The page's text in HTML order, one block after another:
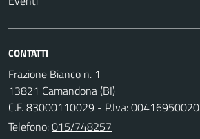
CONTATTI
Frazione Bianco n. 1
13821 Camandona (BI)
C.F. 83000110029 - P.Iva: 00416950020
Telefono:015/748257